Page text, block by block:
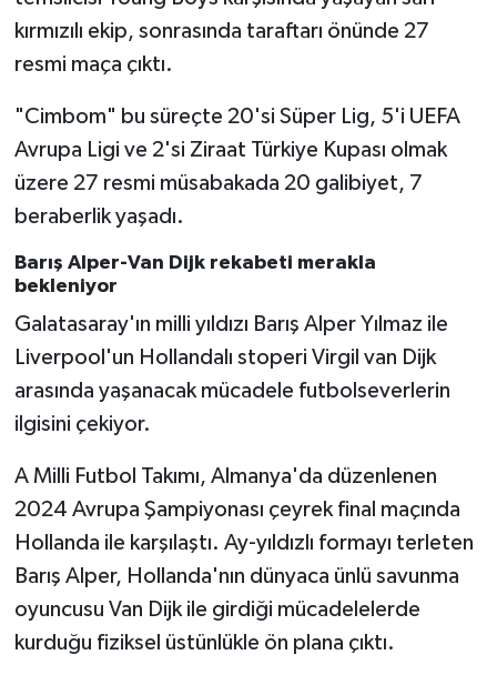
kırmızılı ekip, sonrasında taraftarı önünde 27
resmi maça çıktı.
"Cimbom" bu süreçte 20'si Süper Lig, 5'i UEFA
Avrupa Ligi ve 2'si Ziraat Türkiye Kupası olmak
üzere 27 resmi müsabakada 20 galibiyet, 7
beraberlik yaşadı.
Barış Alper-Van Dijk rekabeti merakla
bekleniyor
Galatasaray'ın milli yıldızı Barış Alper Yılmaz ile
Liverpool'un Hollandalı stoperi Virgil van Dijk
arasında yaşanacak mücadele futbolseverlerin
ilgisini çekiyor.
A Milli Futbol Takımı, Almanya'da düzenlenen
2024 Avrupa Şampiyonası çeyrek final maçında
Hollanda ile karşılaştı. Ay-yıldızlı formayı terleten
Barış Alper, Hollanda'nın dünyaca ünlü savunma
oyuncusu Van Dijk ile girdiği mücadelelerde
kurduğu fiziksel üstünlükle ön plana çıktı.